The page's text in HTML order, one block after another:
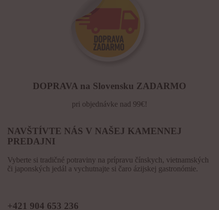
DOPRAVA na Slovensku ZADARMO
pri objednávke nad 99€!
NAVŠTÍVTE NÁS V NAŠEJ KAMENNEJ
PREDAJNI
Vyberte si tradičné potraviny na prípravu čínskych, vietnamských
či japonských jedál a vychutnajte si čaro ázijskej gastronómie.
+421 904 653 236